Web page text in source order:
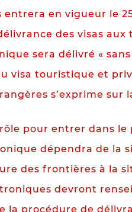
en vigueur le
des visas
sera délivré «
visa touristique et
s’exprime
pour entrer dans
dépendra de la
des frontières à la
devront
la procédure de